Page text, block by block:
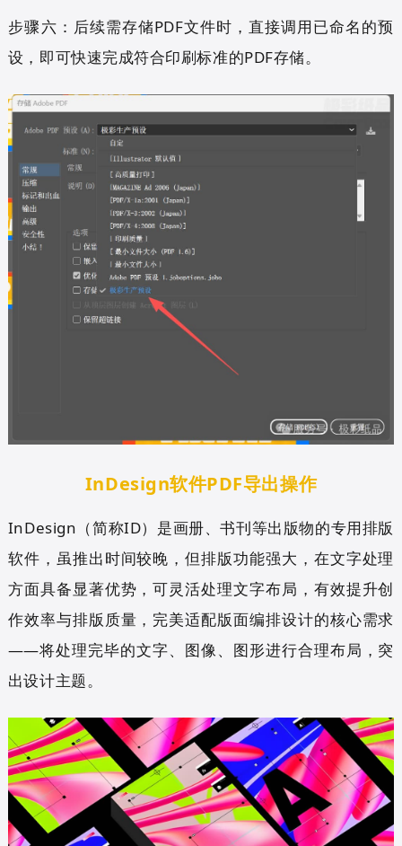
步骤六：后续需存储PDF文件时，直接调用已命名的预
设，即可快速完成符合印刷标准的PDF存储。
InDesign软件PDF导出操作
InDesign（简称ID）是画册、书刊等出版物的专用排版
软件，虽推出时间较晚，但排版功能强大，在文字处理
方面具备显著优势，可灵活处理文字布局，有效提升创
作效率与排版质量，完美适配版面编排设计的核心需求
——将处理完毕的文字、图像、图形进行合理布局，突
出设计主题。